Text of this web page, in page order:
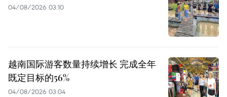
04/08/2026 03:10
越南国际游客数量持续增长 完成全年
既定目标的56%
04/08/2026 03:04